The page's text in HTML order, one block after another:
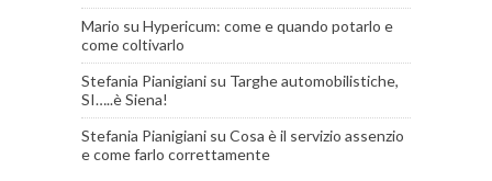
Mario su Hypericum: come e quando potarlo e
come coltivarlo
Stefania Pianigiani su Targhe automobilistiche,
SI…..è Siena!
Stefania Pianigiani su Cosa è il servizio assenzio
e come farlo correttamente